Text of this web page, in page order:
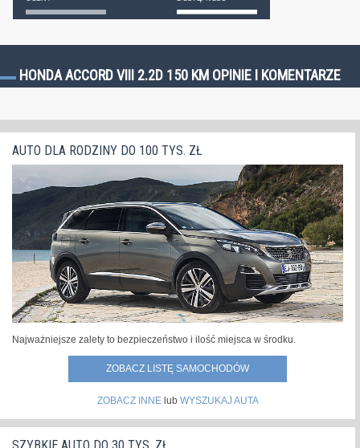
HONDA ACCORD VIII 2.2D 150 KM OPINIE I KOMENTARZE
AUTO DLA RODZINY DO 100 TYS. ZŁ
Najważniejsze zalety to bezpieczeństwo i ilość miejsca w środku.
ZOBACZ LISTĘ SAMOCHODÓW
ZOBACZ INNElub WYSZUKAJ AUTA